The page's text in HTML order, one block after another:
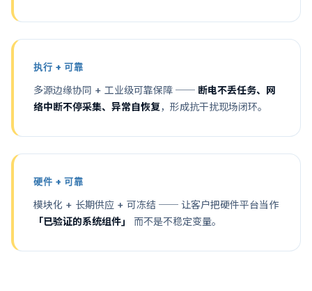
执行 + 可靠
多源边缘协同 + 工业级可靠保障 ── 断电不丢任务、网
络中断不停采集、异常自恢复，形成抗干扰现场闭环。
硬件 + 可靠
模块化 + 长期供应 + 可冻结 ── 让客户把硬件平台当作
「已验证的系统组件」
而不是不稳定变量。